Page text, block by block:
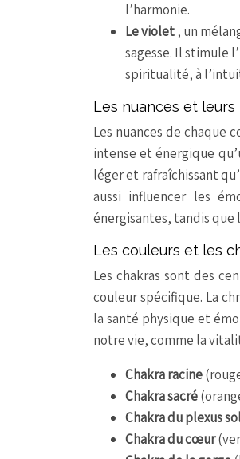
l’harmonie.
Le violet , un
sagesse. Il stimule
spiritualité, à
Les nuances et leurs
Les nuances de chaque
intense et énergique
léger et rafraîchissant
aussi influencer les
énergisantes, tandis que
Les couleurs et les
Les chakras sont des
couleur spécifique. La
la santé physique et
notre vie, comme la
Chakra racine
Chakra sacré
Chakra du plexus
Chakra du cœur